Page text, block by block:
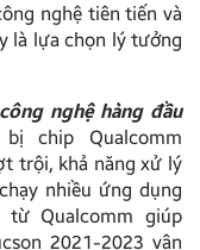
nghệ tiên tiến và
là lựa chọn lý tưởng
nghệ hàng đầu
chip Qualcomm
trội, khả năng xử lý
nhiều ứng dụng
Qualcomm giúp
2021-2023 vận